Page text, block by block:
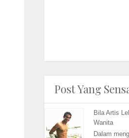
Post Yang
Bila Artis
Wanita
Dalam